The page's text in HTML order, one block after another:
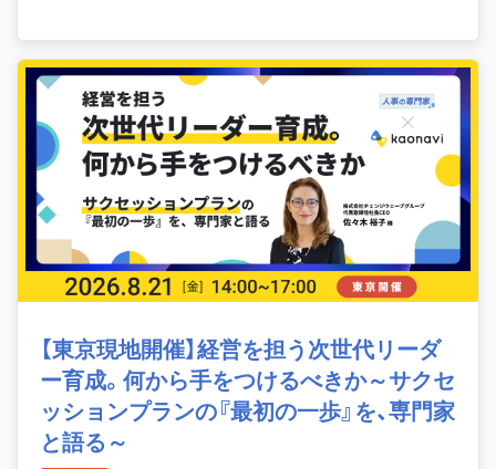
【東京現地開催】経営を担う次世代リーダ
ー育成。何から手をつけるべきか～サクセ
ッションプランの『最初の一歩』を、専門家
と語る～